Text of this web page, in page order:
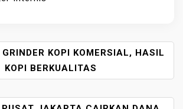
KOPI KOMERSIAL, HASIL
KOPI BERKUALITAS